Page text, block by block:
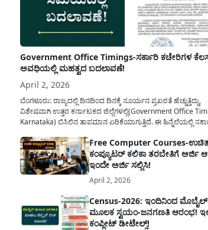
Government Office Timings-ಸರ್ಕಾರಿ ಕಚೇರಿಗಳ
ಅವಧಿಯಲ್ಲಿ ಮಹತ್ವದ ಬದಲಾವಣೆ!
April 2, 2026
ಬೆಂಗಳೂರು: ರಾಜ್ಯದಲ್ಲಿ ದಿನದಿಂದ ದಿನಕ್ಕೆ ಸೂರ್ಯನ ಪ್ರಖರತೆ ಹೆಚ್ಚುತ್ತಿದ್ದು,
ವಿಶೇಷವಾಗಿ ಉತ್ತರ ಕರ್ನಾಟಕದ ಜಿಲ್ಲೆಗಳಲ್ಲಿ(Government Office
Karnataka) ಬಿಸಿಲಿನ ತಾಪಮಾನ ಏರಿಕೆಯಾಗುತ್ತಿದೆ. ಈ ಹಿನ್ನೆಲೆಯಲ್ಲಿ
ಸರ್ಕಾರವು ಮಹತ್ವದ ನಿರ್ಧಾರವೊಂದನ್ನು ಕೈಗೊಂಡಿದೆ. ಕಿತ್ತೂರು ಕರ್ನಾಟಕ
ಕಲ್ಯಾಣ ಕರ್ನಾಟಕದ ಒಟ್ಟು 9 ಜಿಲ್ಲೆಗಳಲ್ಲಿ ಏಪ್ರಿಲ್...
Free Computer Courses-
ಕಂಪ್ಯೂಟರ್ ಕಲಿಕಾ ತರಬೇತಿಗೆ ಅರ್ಜಿ
ಇಂದೇ ಅರ್ಜಿ ಸಲ್ಲಿಸಿ!
April 2, 2026
Census-2026: ಇಂದಿನಿಂದ ಮೊಬೈಲ್
ಮೂಲಕ ಸ್ವಯಂ-ಜನಗಣತಿ ಆರಂಭ!
ಕಂಪ್ಲೀಟ್ ಡೀಟೇಲ್ಸ್!